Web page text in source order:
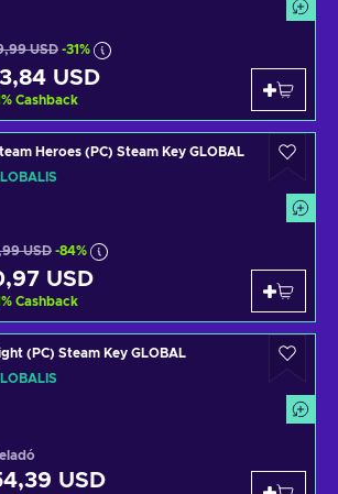
USD -31%
USD
% Cashback
Heroes (PC) Steam Key GLOBAL
USD -84%
USD
% Cashback
(PC) Steam Key GLOBAL
USD